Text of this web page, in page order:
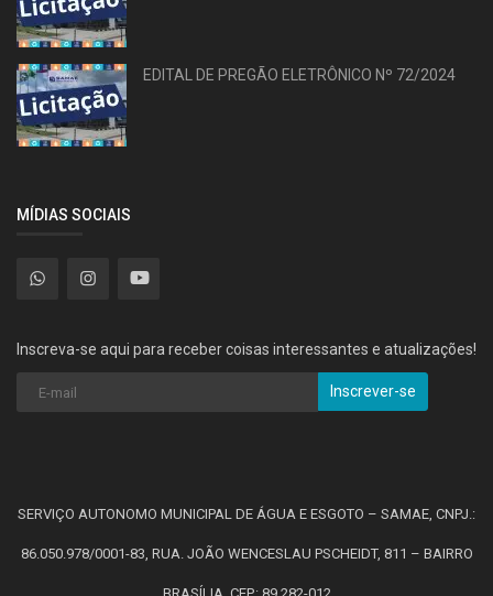
EDITAL DE PREGÃO ELETRÔNICO Nº 72/2024
MÍDIAS SOCIAIS
Inscreva-se aqui para receber coisas interessantes e atualizações!
Inscrever-se
SERVIÇO AUTONOMO MUNICIPAL DE ÁGUA E ESGOTO – SAMAE, CNPJ.:
86.050.978/0001-83, RUA. JOÃO WENCESLAU PSCHEIDT, 811 – BAIRRO